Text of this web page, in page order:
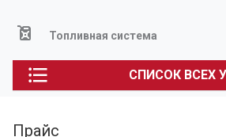
Топливная система
СПИСОК ВСЕХ
Прайс